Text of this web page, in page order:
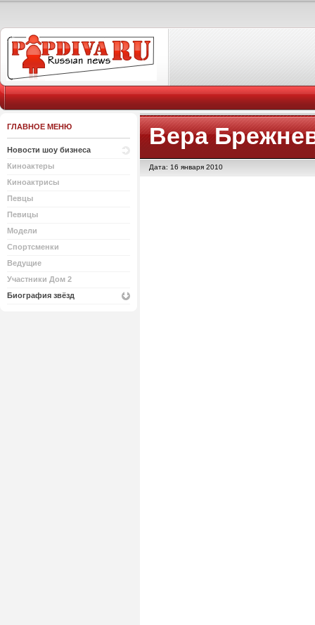
ГЛАВНОЕ МЕНЮ
Новости шоу бизнеса
Киноактеры
Киноактрисы
Певцы
Певицы
Модели
Спортсменки
Ведущие
Участники Дом 2
Биография звёзд
Вера
Дата: 16 января 2010